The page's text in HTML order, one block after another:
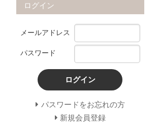
ログイン
メールアドレス
パスワード
ログイン
パスワードをお忘れの方
新規会員登録